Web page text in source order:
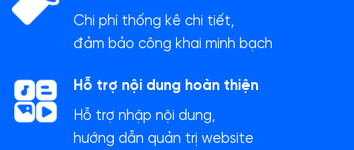
Chi phí thống kê chi tiết,
đảm bảo công khai minh bạch
Hỗ trợ nội dung hoàn thiện
Hỗ trợ nhập nội dung,
hướng dẫn quản trị website